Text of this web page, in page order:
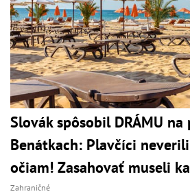
Slovák spôsobil DRÁMU
Benátkach: Plavčíci
očiam! Zasahovať museli
Zahraničné